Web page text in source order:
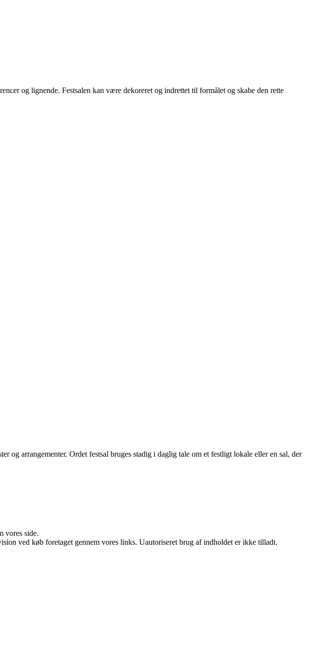
og lignende. Festsalen kan være dekoreret og indrettet til formålet og skabe den rette
og arrangementer. Ordet festsal bruges stadig i daglig tale om et festligt lokale eller en sal, der
vores side.
ved køb foretaget gennem vores links. Uautoriseret brug af indholdet er ikke tilladt.